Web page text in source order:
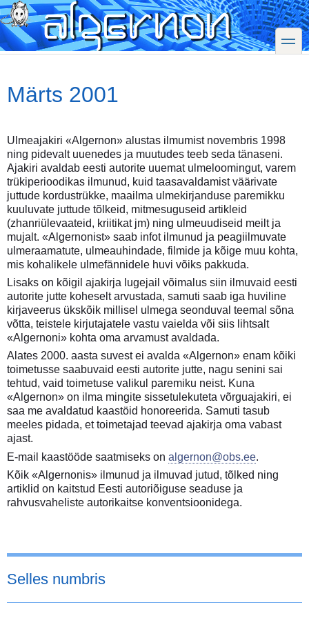
Skip
to
main
content
toggle
Märts 2001
Ulmeajakiri «Algernon» alustas ilmumist novembris 1998
ning pidevalt uuenedes ja muutudes teeb seda tänaseni.
Ajakiri avaldab eesti autorite uuemat ulmeloomingut, varem
trükiperioodikas ilmunud, kuid taasavaldamist väärivate
juttude kordustrükke, maailma ulmekirjanduse paremikku
kuuluvate juttude tõlkeid, mitmesuguseid artikleid
(zhanriülevaateid, kriitikat jm) ning ulmeuudiseid meilt ja
mujalt. «Algernonist» saab infot ilmunud ja peagiilmuvate
ulmeraamatute, ulmeauhindade, filmide ja kõige muu kohta,
mis kohalikele ulmefännidele huvi võiks pakkuda.
Lisaks on kõigil ajakirja lugejail võimalus siin ilmuvaid eesti
autorite jutte koheselt arvustada, samuti saab iga huviline
kirjaveerus ükskõik millisel ulmega seonduval teemal sõna
võtta, teistele kirjutajatele vastu vaielda või siis lihtsalt
«Algernoni» kohta oma arvamust avaldada.
Alates 2000. aasta suvest ei avalda «Algernon» enam kõiki
toimetusse saabuvaid eesti autorite jutte, nagu senini sai
tehtud, vaid toimetuse valikul paremiku neist. Kuna
«Algernon» on ilma mingite sissetulekuteta võrguajakiri, ei
saa me avaldatud kaastöid honoreerida. Samuti tasub
meeles pidada, et toimetajad teevad ajakirja oma vabast
ajast.
E-mail kaastööde saatmiseks on algernon@obs.ee.
Kõik «Algernonis» ilmunud ja ilmuvad jutud, tõlked ning
artiklid on kaitstud Eesti autoriõiguse seaduse ja
rahvusvaheliste autorikaitse konventsioonidega.
Selles numbris